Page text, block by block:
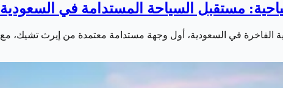
مستقبل السياحة المستدامة في السعودية 2026
أول وجهة مستدامة معتمدة من إيرث تشيك، مع 50 منتجعاً على 22 جزيرة وافتتاح أمالا في 2026.